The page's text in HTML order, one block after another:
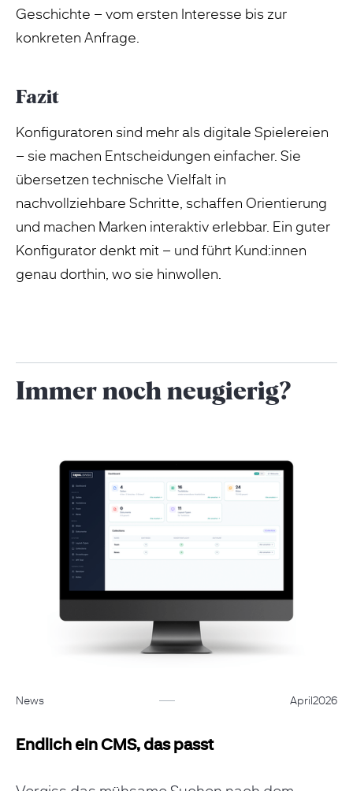
Geschichte – vom ersten Interesse bis zur
konkreten Anfrage.
Fazit
Konfiguratoren sind mehr als digitale Spielereien
– sie machen Entscheidungen einfacher. Sie
übersetzen technische Vielfalt in
nachvollziehbare Schritte, schaffen Orientierung
und machen Marken interaktiv erlebbar. Ein guter
Konfigurator denkt mit – und führt Kund:innen
genau dorthin, wo sie hinwollen.
Immer noch neugierig?
News April2026
Endlich ein CMS, das passt